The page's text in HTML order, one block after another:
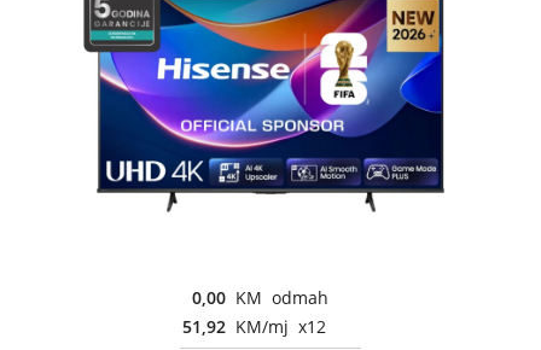
0,00 KM odmah
51,92 KM/mj x12